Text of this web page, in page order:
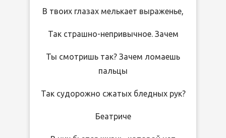
В твоих глазах мелькает выраженье,
Так страшно-непривычное. Зачем
Ты смотришь так? Зачем ломаешь
пальцы
Так судорожно сжатых бледных рук?
Беатриче